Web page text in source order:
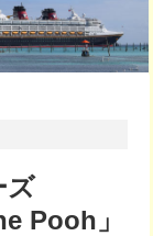
ズ
Pooh」